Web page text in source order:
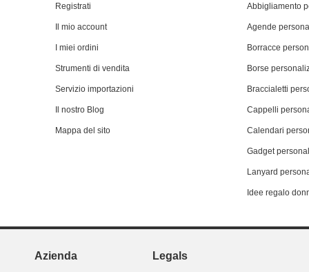
Registrati
Il mio account
I miei ordini
Strumenti di vendita
Servizio importazioni
Il nostro Blog
Mappa del sito
Abbigliamento
Agende
Borracce
Borse
Braccialetti
Cappelli
Calendari
Gadget
Lanyard
Idee regalo
Azienda Legals